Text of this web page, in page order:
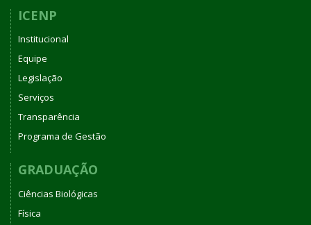
ICENP
Institucional
Equipe
Legislação
Serviços
Transparência
Programa de Gestão
GRADUAÇÃO
Ciências Biológicas
Física